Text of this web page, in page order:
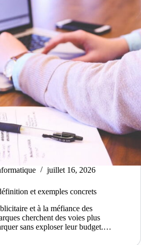
juillet 16, 2026
et exemples concrets
et à la méfiance des
cherchent des voies plus
sans exploser leur budget.…